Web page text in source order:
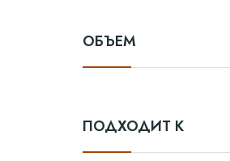
ОБЪЕМ
ПОДХОДИТ К